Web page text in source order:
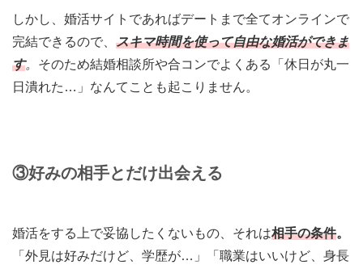
しかし、婚活サイトであればデートまで全てオンラインで
完結できるので、 スキマ時間を使って自由な婚活ができま
す。 そのため結婚相談所や合コンでよくある「休日が丸一
日潰れた…」なんてことも起こりません。
③好みの相手とだけ出会える
婚活をする上で妥協したくないもの、それは相手の条件。
「外見は好みだけど、学歴が…」「職業はいいけど、身長